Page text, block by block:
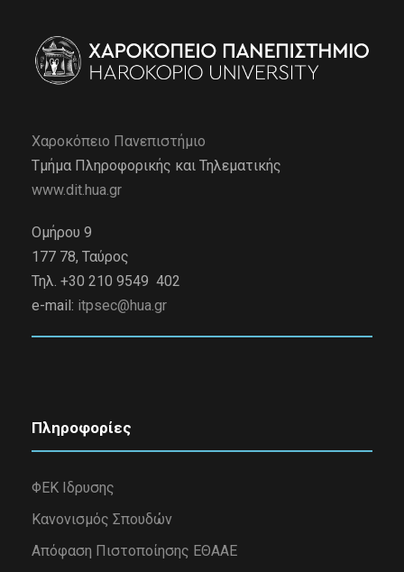
Χαροκόπειο Πανεπιστήμιο
Τμήμα Πληροφορικής και Τηλεματικής
www.dit.hua.gr
Ομήρου 9
177 78, Ταύρος
Τηλ. +30 210 9549 402
e-mail: itpsec@hua.gr
Πληροφορίες
ΦΕΚ Ιδρυσης
Κανονισμός Σπουδών
Απόφαση Πιστοποίησης ΕΘΑΑΕ